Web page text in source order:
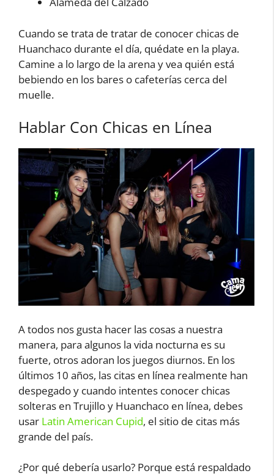
Cuando se trata de tratar de conocer chicas de
Huanchaco durante el día, quédate en la playa.
Camine a lo largo de la arena y vea quién está
bebiendo en los bares o cafeterías cerca del
muelle.
Hablar Con Chicas en Línea
A todos nos gusta hacer las cosas a nuestra
manera, para algunos la vida nocturna es su
fuerte, otros adoran los juegos diurnos. En los
últimos 10 años, las citas en línea realmente han
despegado y cuando intentes conocer chicas
solteras en Trujillo y Huanchaco en línea, debes
usar Latin American Cupid, el sitio de citas más
grande del país.
¿Por qué debería usarlo? Porque está respaldado